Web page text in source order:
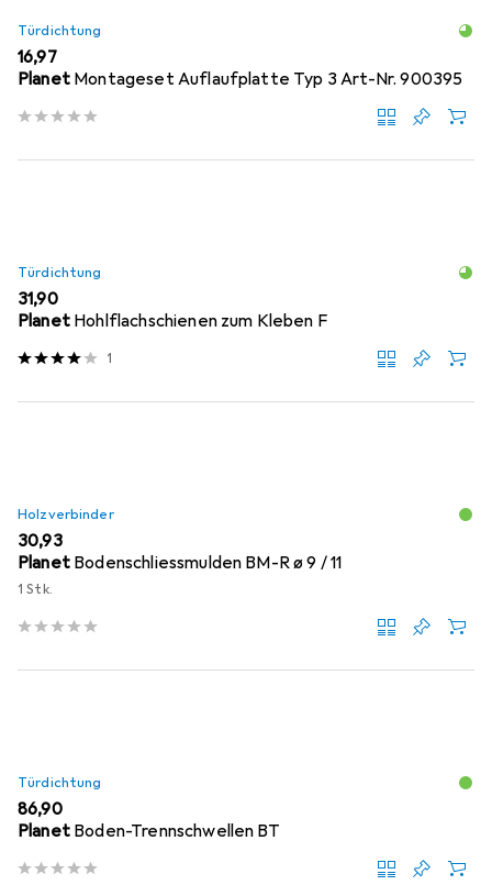
Türdichtung
EUR
16,97
Planet Montageset Auflaufplatte Typ 3 Art-Nr. 900395
Türdichtung
EUR
31,90
Planet Hohlflachschienen zum Kleben F
1
Holzverbinder
EUR
30,93
Planet Bodenschliessmulden BM-R ø 9 / 11
1 Stk.
Türdichtung
EUR
86,90
Planet Boden-Trennschwellen BT